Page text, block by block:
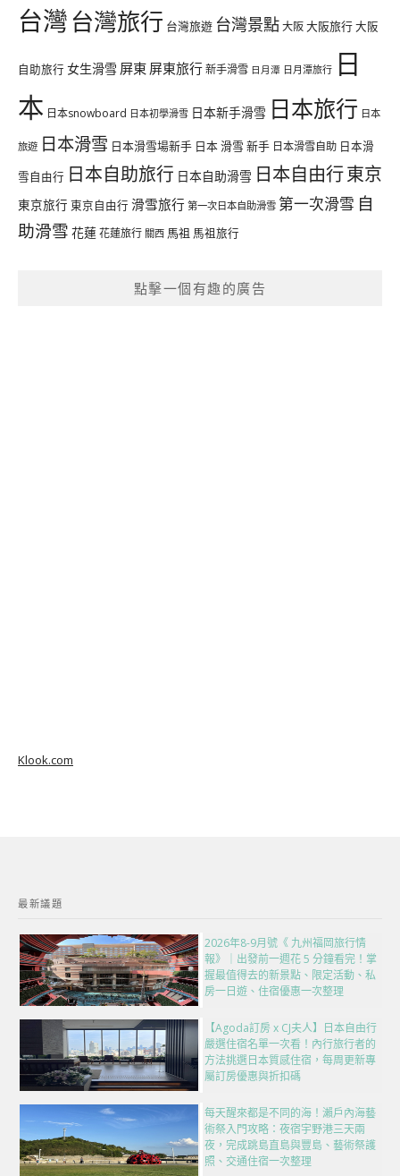
台灣台灣旅行 台灣旅遊 台灣景點大阪大阪旅行大阪
自助旅行 女生滑雪 屏東 屏東旅行新手滑雪 日月潭 日月潭旅行 日
本 日本snowboard 日本初學滑雪 日本新手滑雪 日本旅行 日本
旅遊 日本滑雪 日本滑雪場新手 日本 滑雪 新手 日本滑雪自助 日本滑
雪自由行 日本自助旅行 日本自助滑雪 日本自由行東京
東京旅行 東京自由行 滑雪旅行 第一次日本自助滑雪 第一次滑雪 自
助滑雪 花蓮花蓮旅行 關西 馬祖 馬祖旅行
點擊一個有趣的廣告
Klook.com
最新議題
2026年8-9月號《 九州福岡旅行情
報》｜出發前一週花 5 分鐘看完！掌
握最值得去的新景點、限定活動、私
房一日遊、住宿優惠一次整理
【Agoda訂房 x CJ夫人】日本自由行
嚴選住宿名單一次看！內行旅行者的
方法挑選日本質感住宿，每周更新專
屬訂房優惠與折扣碼
每天醒來都是不同的海！瀨戶內海藝
術祭入門攻略：夜宿宇野港三天兩
夜，完成跳島直島與豐島、藝術祭護
照、交通住宿一次整理